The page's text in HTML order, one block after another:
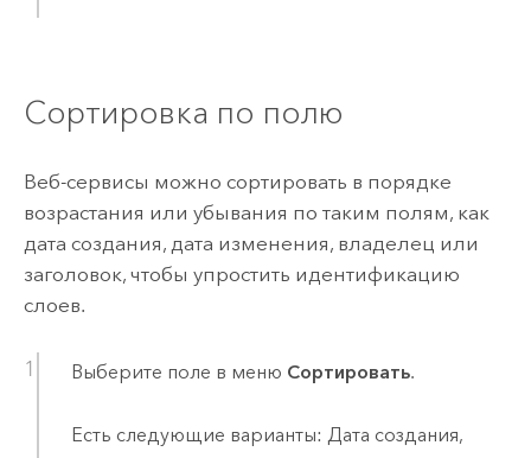
Сортировка по полю
Веб-сервисы можно сортировать в порядке
возрастания или убывания по таким полям, как
дата создания, дата изменения, владелец или
заголовок, чтобы упростить идентификацию
слоев.
Выберите поле в меню Сортировать.
Есть следующие варианты: Дата создания,